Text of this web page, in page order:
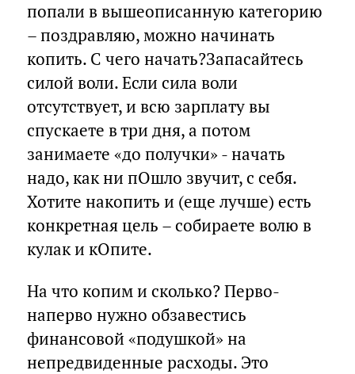
попали в вышеописанную категорию
– поздравляю, можно начинать
копить. С чего начать?Запасайтесь
силой воли. Если сила воли
отсутствует, и всю зарплату вы
спускаете в три дня, а потом
занимаете «до получки» - начать
надо, как ни пОшло звучит, с себя.
Хотите накопить и (еще лучше) есть
конкретная цель – собираете волю в
кулак и кОпите.
На что копим и сколько? Перво-
наперво нужно обзавестись
финансовой «подушкой» на
непредвиденные расходы. Это